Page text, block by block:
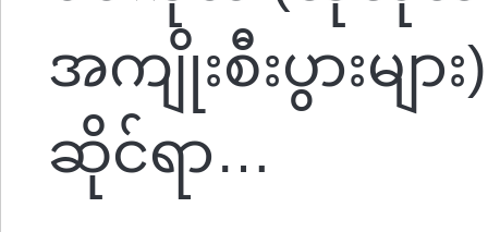
အကျိုးစီးပွားမ
ဆိုင်ရာ…